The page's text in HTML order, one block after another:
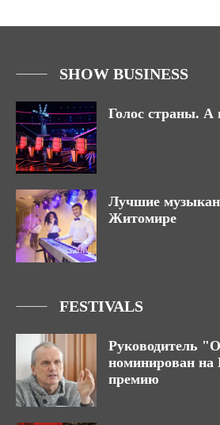
SHOW BUSINESS
Голос страны. А
Лучшие
Житомире
FESTIVALS
Руководитель
номинирован
премию